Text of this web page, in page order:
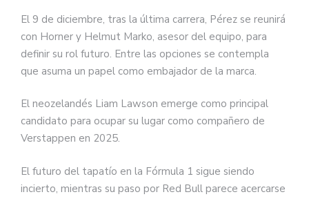
El 9 de diciembre, tras la última carrera, Pérez se reunirá
con Horner y Helmut Marko, asesor del equipo, para
definir su rol futuro. Entre las opciones se contempla
que asuma un papel como embajador de la marca.
El neozelandés Liam Lawson emerge como principal
candidato para ocupar su lugar como compañero de
Verstappen en 2025.
El futuro del tapatío en la Fórmula 1 sigue siendo
incierto, mientras su paso por Red Bull parece acercarse